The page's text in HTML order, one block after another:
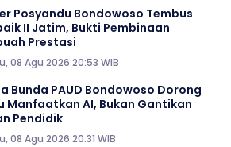
Posyandu Bondowoso Tembus
II Jatim, Bukti Pembinaan
Prestasi
08 Agu 2026 20:53 WIB
Bunda PAUD Bondowoso Dorong
Manfaatkan AI, Bukan Gantikan
Pendidik
08 Agu 2026 20:31 WIB